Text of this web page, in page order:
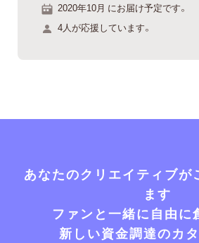
2020年10月 にお届け予定です。
4人が応援しています。
あなたのクリエイティブが
ます
ファンと一緒に自由に
新しい資金調達のカ